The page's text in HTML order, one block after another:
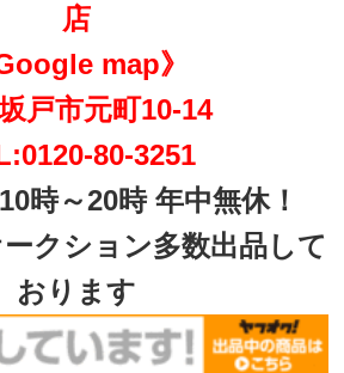
店
map》
戸市元町10-14
80-3251
時～20時 年中無休！
クション多数出品して
おります